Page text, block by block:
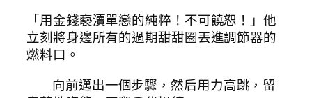
「用金錢褻瀆單戀的純粹！不可饒恕！」他
立刻將身邊所有的過期甜甜圈丟進調節器的
燃料口。
向前邁出一個步驟，然后用力高跳，留